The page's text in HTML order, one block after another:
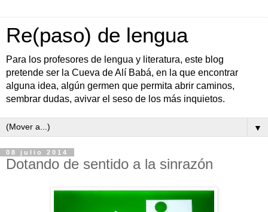
Re(paso) de lengua
Para los profesores de lengua y literatura, este blog
pretende ser la Cueva de Alí Babá, en la que encontrar
alguna idea, algún germen que permita abrir caminos,
sembrar dudas, avivar el seso de los más inquietos.
▼
08 julio 2014
Dotando de sentido a la sinrazón